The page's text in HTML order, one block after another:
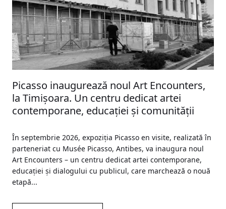
Picasso inaugurează noul Art Encounters,
la Timișoara. Un centru dedicat artei
contemporane, educației și comunității
În septembrie 2026, expoziția Picasso en visite, realizată în
parteneriat cu Musée Picasso, Antibes, va inaugura noul
Art Encounters – un centru dedicat artei contemporane,
educației și dialogului cu publicul, care marchează o nouă
etapă...